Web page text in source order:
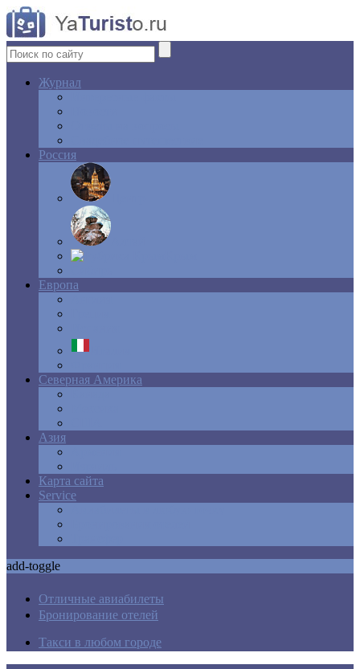
Журнал
Россия
Европа
Северная Америка
Азия
Карта сайта
Service
add-toggle
Отличные авиабилеты
Бронирование отелей
Такси в любом городе